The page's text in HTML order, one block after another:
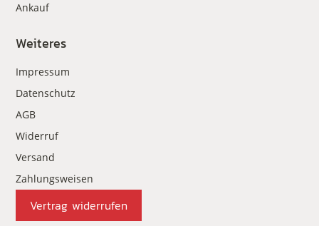
Ankauf
Weiteres
Impressum
Datenschutz
AGB
Widerruf
Versand
Zahlungsweisen
Vertrag widerrufen